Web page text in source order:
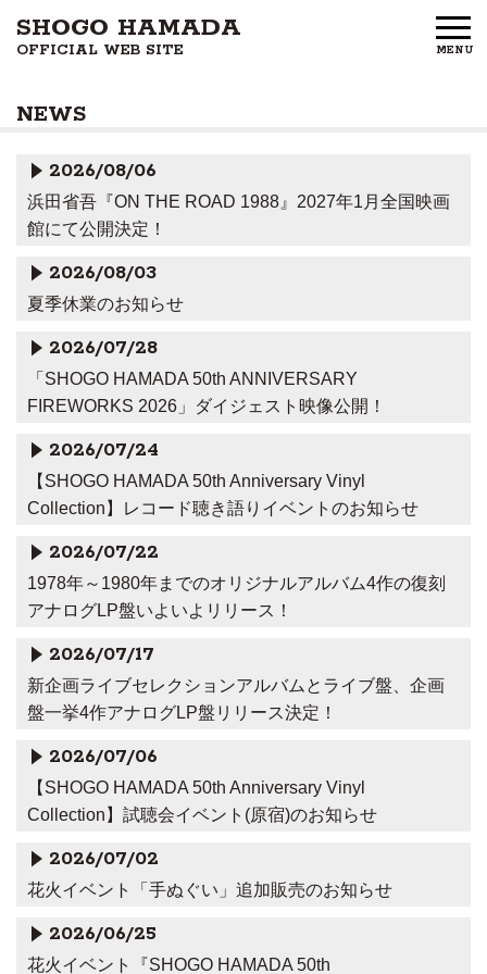
SHOGO HAMADA
OFFICIAL WEB SITE MENU
DISCOGRAPHY
FREE MEMBERS
NEWS
2026/08/06
浜田省吾『ON THE ROAD 1988』2027年1月全国映画
館にて公開決定！
2026/08/03
夏季休業のお知らせ
2026/07/28
「SHOGO HAMADA 50th ANNIVERSARY
FIREWORKS 2026」ダイジェスト映像公開！
2026/07/24
【SHOGO HAMADA 50th Anniversary Vinyl
Collection】レコード聴き語りイベントのお知らせ
2026/07/22
1978年～1980年までのオリジナルアルバム4作の復刻
アナログLP盤いよいよリリース！
2026/07/17
新企画ライブセレクションアルバムとライブ盤、企画
盤一挙4作アナログLP盤リリース決定！
2026/07/06
【SHOGO HAMADA 50th Anniversary Vinyl
Collection】試聴会イベント(原宿)のお知らせ
2026/07/02
花火イベント「手ぬぐい」追加販売のお知らせ
2026/06/25
花火イベント『SHOGO HAMADA 50th